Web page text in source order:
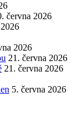
června 2026
2026
21. června 2026
21. června 2026
5. června 2026